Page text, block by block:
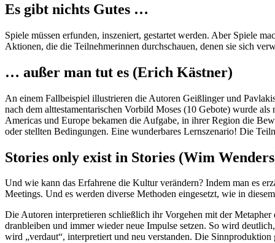
Es gibt nichts Gutes …
Spiele müssen erfunden, inszeniert, gestartet werden. Aber Spiele
Aktionen, die die Teilnehmerinnen durchschauen, denen sie sich
… außer man tut es (Erich Kästner)
An einem Fallbeispiel illustrieren die Autoren Geißlinger und
nach dem alttestamentarischen Vorbild Moses (10 Gebote) wurde
Americas und Europe bekamen die Aufgabe, in ihrer Region die
oder stellten Bedingungen. Eine wunderbares Lernszenario! Die
Stories only exist in Stories (Wim
Und wie kann das Erfahrene die Kultur verändern? Indem man es
Meetings. Und es werden diverse Methoden eingesetzt, wie in
Die Autoren interpretieren schließlich ihr Vorgehen mit der
dranbleiben und immer wieder neue Impulse setzen. So wird
wird „verdaut“, interpretiert und neu verstanden. Die